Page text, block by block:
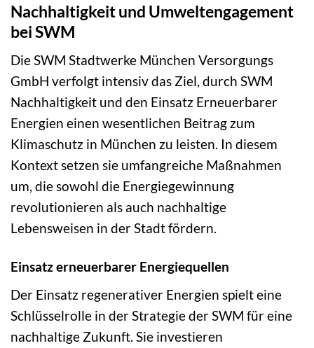
Nachhaltigkeit und Umweltengagement
bei SWM
Die SWM Stadtwerke München Versorgungs
GmbH verfolgt intensiv das Ziel, durch SWM
Nachhaltigkeit und den Einsatz Erneuerbarer
Energien einen wesentlichen Beitrag zum
Klimaschutz in München zu leisten. In diesem
Kontext setzen sie umfangreiche Maßnahmen
um, die sowohl die Energiegewinnung
revolutionieren als auch nachhaltige
Lebensweisen in der Stadt fördern.
Einsatz erneuerbarer Energiequellen
Der Einsatz regenerativer Energien spielt eine
Schlüsselrolle in der Strategie der SWM für eine
nachhaltige Zukunft. Sie investieren